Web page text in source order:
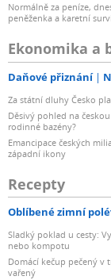
Normálně za peníze,
peněženka a karetní
Ekonomika a
Daňové přiznání
Za státní dluhy Česko
Děsivý pohled na
rodinné bazény?
Emancipace českých
západní ikony
Recepty
Oblíbené zimní
Sladký poklad u cesty:
nebo kompotu
Domácí kečup pečený v
vařený